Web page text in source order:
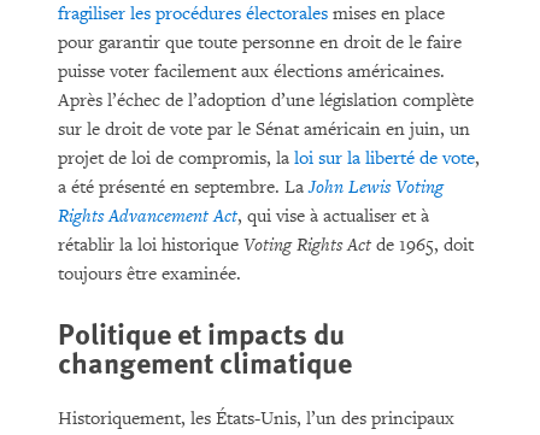
fragiliser les procédures électorales mises en place
pour garantir que toute personne en droit de le faire
puisse voter facilement aux élections américaines.
Après l’échec de l’adoption d’une législation complète
sur le droit de vote par le Sénat américain en juin, un
projet de loi de compromis, la loi sur la liberté de vote,
a été présenté en septembre. LaJohn Lewis Voting
Rights Advancement Act, qui vise à actualiser et à
rétablir la loi historique Voting Rights Act de 1965, doit
toujours être examinée.
Politique et impacts du
changement climatique
Historiquement, les États-Unis, l’un des principaux